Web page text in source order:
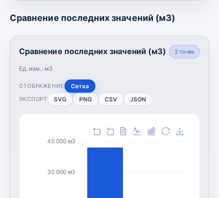
Сравнение последних значений (м3)
Сравнение последних значений (м3)
Ед. изм.: м3
2 точек
ОТОБРАЖЕНИЕ Сетка
ЭКСПОРТ SVG PNG CSV JSON
30 000 м3
40 000 м3